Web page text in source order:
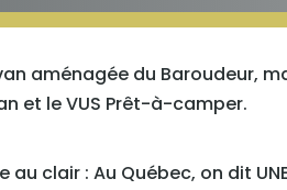
aménagée du Baroudeur,
et le VUS Prêt-à-camper.
clair : Au Québec, on dit